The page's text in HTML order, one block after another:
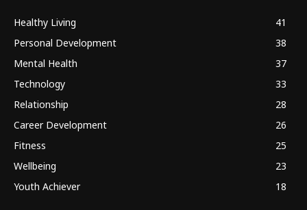
Healthy Living
41
Personal Development
38
Mental Health
37
Technology
33
Relationship
28
Career Development
26
Fitness
25
Wellbeing
23
Youth Achiever
18